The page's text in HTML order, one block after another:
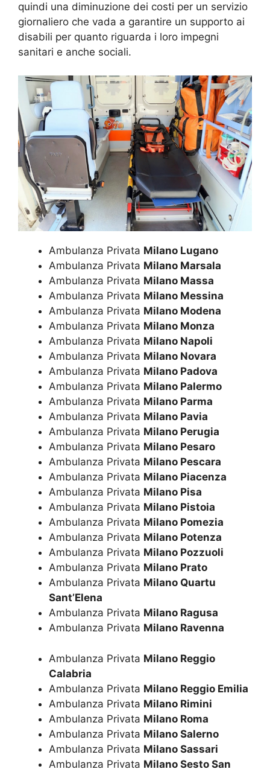
quindi una diminuzione dei costi per un servizio
giornaliero che vada a garantire un supporto ai
disabili per quanto riguarda i loro impegni
sanitari e anche sociali.
Ambulanza Privata Milano Lugano
Ambulanza Privata Milano Marsala
Ambulanza Privata Milano Massa
Ambulanza Privata Milano Messina
Ambulanza Privata Milano Modena
Ambulanza Privata Milano Monza
Ambulanza Privata Milano Napoli
Ambulanza Privata Milano Novara
Ambulanza Privata Milano Padova
Ambulanza Privata Milano Palermo
Ambulanza Privata Milano Parma
Ambulanza Privata Milano Pavia
Ambulanza Privata Milano Perugia
Ambulanza Privata Milano Pesaro
Ambulanza Privata Milano Pescara
Ambulanza Privata Milano Piacenza
Ambulanza Privata Milano Pisa
Ambulanza Privata Milano Pistoia
Ambulanza Privata Milano Pomezia
Ambulanza Privata Milano Potenza
Ambulanza Privata Milano Pozzuoli
Ambulanza Privata Milano Prato
Ambulanza Privata Milano Quartu
Sant’Elena
Ambulanza Privata Milano Ragusa
Ambulanza Privata Milano Ravenna
Ambulanza Privata Milano Reggio
Calabria
Ambulanza Privata Milano Reggio Emilia
Ambulanza Privata Milano Rimini
Ambulanza Privata Milano Roma
Ambulanza Privata Milano Salerno
Ambulanza Privata Milano Sassari
Ambulanza Privata Milano Sesto San